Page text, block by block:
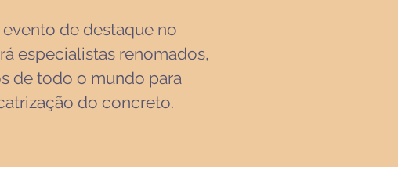
de destaque no
especialistas renomados,
de todo o mundo para
do concreto.